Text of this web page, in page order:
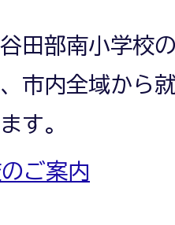
田部南小学校
市内全域から
す。
ご案内